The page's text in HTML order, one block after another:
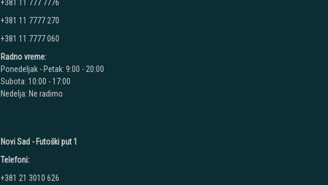
+381 11 777 7776
+381 11 7777 270
+381 11 7777 060
Radno vreme:
Ponedeljak - Petak: 9:00 - 20:00
Subota: 10:00 - 17:00
Nedelja: Ne radimo
Novi Sad - Futoški put 1
Telefoni:
+381 21 3010 626